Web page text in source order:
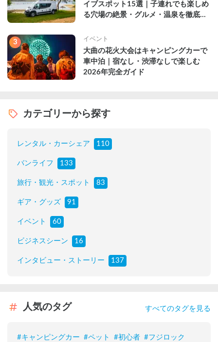
イブスポット15選｜子連れでも楽しめ
る穴場の絶景・グルメ・温泉を徹底解
3 イベント
大曲の花火大会はキャンピングカーで
車中泊｜宿なし・渋滞なしで楽しむ
2026年完全ガイド
カテゴリーから探す
レンタル・カーシェア 110
バンライフ 133
旅行・観光・スポット 83
ギア・グッズ 91
イベント 60
ビジネスシーン 16
インタビュー・ストーリー 137
人気のタグ すべてのタグを見る
#キャンピングカー #ペット #初心者 #フジロック